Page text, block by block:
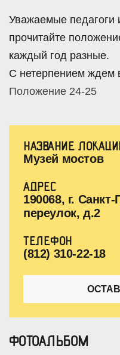
Уважаемые педагоги
прочитайте
каждый год разные.
С нетерпением ждем
Положение 24-25
НАЗВАНИЕ
Музей мостов
АДРЕС
190068, г.
переулок, д.2
ТЕЛЕФОН
(812) 310-22-18
ФОТОАЛЬБОМ